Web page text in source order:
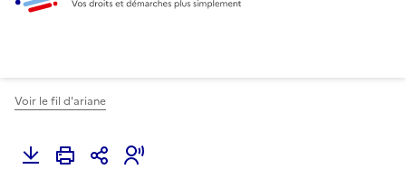
Voir le fil d'ariane